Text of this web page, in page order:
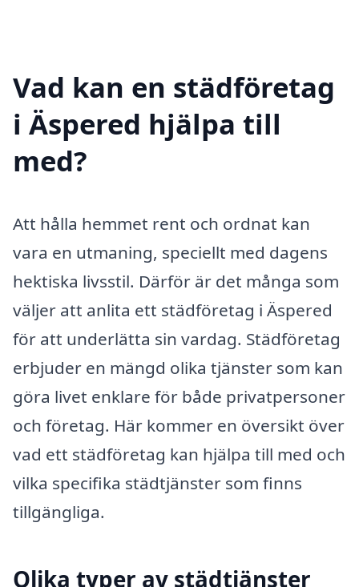
Vad kan en städföretag
i Äspered hjälpa till
med?
Att hålla hemmet rent och ordnat kan
vara en utmaning, speciellt med dagens
hektiska livsstil. Därför är det många som
väljer att anlita ett städföretag i Äspered
för att underlätta sin vardag. Städföretag
erbjuder en mängd olika tjänster som kan
göra livet enklare för både privatpersoner
och företag. Här kommer en översikt över
vad ett städföretag kan hjälpa till med och
vilka specifika städtjänster som finns
tillgängliga.
Olika typer av städtjänster